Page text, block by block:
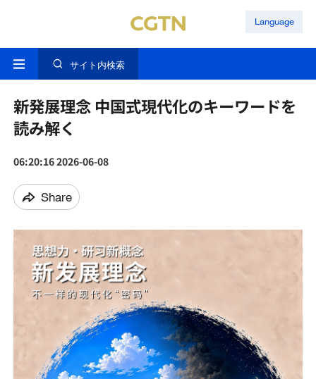
Language
サイト内検索
新発展理念 中国式現代化のキーワードを
読み解く
06:20:16 2026-06-08
Share